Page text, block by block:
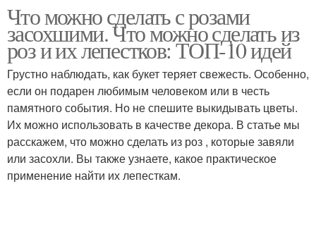
Что можно сделать с розами
засохшими. Что можно сделать из
роз и их лепестков: ТОП-10 идей
Грустно наблюдать, как букет теряет свежесть. Особенно,
если он подарен любимым человеком или в честь
памятного события. Но не спешите выкидывать цветы.
Их можно использовать в качестве декора. В статье мы
расскажем, что можно сделать из роз , которые завяли
или засохли. Вы также узнаете, какое практическое
применение найти их лепесткам.